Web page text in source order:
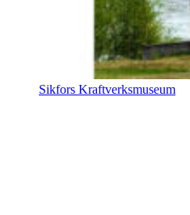
Sikfors Kraftverksmuseum